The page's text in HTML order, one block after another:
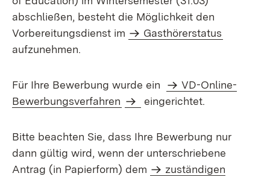
abschließen, besteht die Möglichkeit den
Vorbereitungsdienst im
Gasthörerstatus
aufzunehmen.
Für Ihre Bewerbung wurde ein
VD-Online-
Bewerbungsverfahren
eingerichtet.
Bitte beachten Sie, dass Ihre Bewerbung nur
dann gültig wird, wenn der unterschriebene
Antrag (in Papierform) dem
zuständigen